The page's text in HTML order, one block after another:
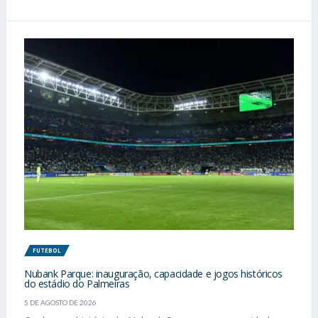
FUTEBOL
Nubank Parque: inauguração, capacidade e jogos históricos
do estádio do Palmeiras
5 DE AGOSTO DE 2026